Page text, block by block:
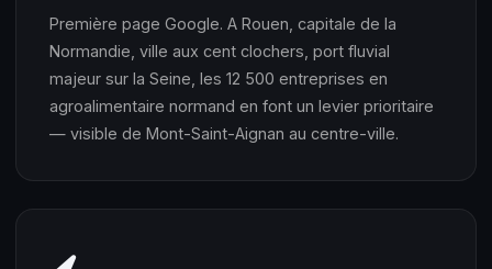
Première page Google. A Rouen, capitale de la
Normandie, ville aux cent clochers, port fluvial
majeur sur la Seine, les 12 500 entreprises en
agroalimentaire normand en font un levier prioritaire
— visible de Mont-Saint-Aignan au centre-ville.